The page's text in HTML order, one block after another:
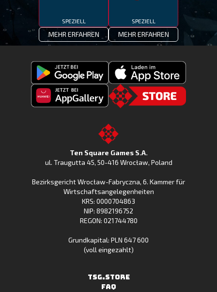
SPEZIELL
MEHR ERFAHREN
SPEZIELL
MEHR ERFAHREN
Fishing
Clash
Laden
Fishing
im
Apple
Store
Huawei
Gallery
to
the
Ten Square Games S.A.
ul. Traugutta 45, 50-416 Wrocław, Poland
Bezirksgericht Wrocław-Fabryczna, 6. Kammer für
Wirtschaftsangelegenheiten
KRS: 0000704863
NIP: 8982196752
REGON: 021744780
Grundkapital: PLN 647 600
(voll eingezahlt)
TSG.STORE
FAQ